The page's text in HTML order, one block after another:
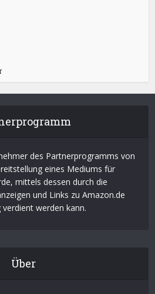
des Partnerprogramms von
eines Mediums für
mittels dessen durch die
und Links zu Amazon.de
werden kann.
Über